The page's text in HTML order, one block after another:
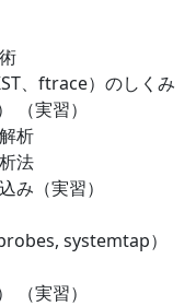
、ftrace）のしくみ
（実習）
析
法
み（実習）
systemtap）
（実習）